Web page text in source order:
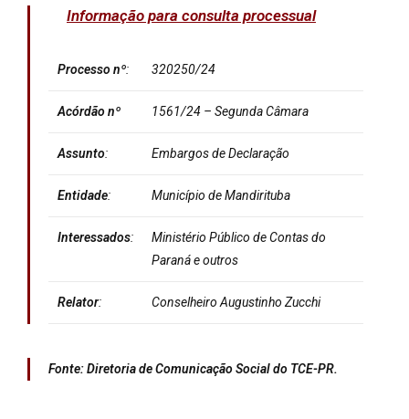
Informação para consulta processual
Processonº: 320250/24
Acórdão nº 1561/24 – Segunda Câmara
Assunto: Embargos de Declaração
Entidade: Município de Mandirituba
Interessados:
Ministério Público de Contas do
Paraná e outros
Relator: Conselheiro Augustinho Zucchi
Fonte: Diretoria de Comunicação Social do TCE-PR.